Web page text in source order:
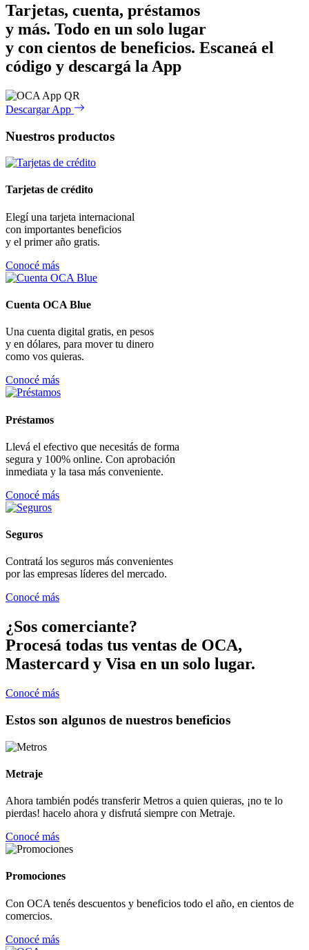
Tarjetas, cuenta, préstamos
y más. Todo en un solo lugar
y con cientos de beneficios. Escaneá el
código y descargá la App
Descargar App
Nuestros productos
Tarjetas de crédito
Elegí una tarjeta internacional
con importantes beneficios
y el primer año gratis.
Conocé más
Cuenta OCA Blue
Una cuenta digital gratis, en pesos
y en dólares, para mover tu dinero
como vos quieras.
Conocé más
Préstamos
Llevá el efectivo que necesitás de forma
segura y 100% online. Con aprobación
inmediata y la tasa más conveniente.
Conocé más
Seguros
Contratá los seguros más convenientes
por las empresas líderes del mercado.
Conocé más
¿Sos comerciante?
Procesá todas tus ventas de OCA,
Mastercard y Visa en un solo lugar.
Conocé más
Estos son algunos de nuestros beneficios
Metraje
Ahora también podés transferir Metros a quien quieras, ¡no te lo
pierdas! hacelo ahora y disfrutá siempre con Metraje.
Conocé más
Promociones
Con OCA tenés descuentos y beneficios todo el año, en cientos de
comercios.
Conocé más